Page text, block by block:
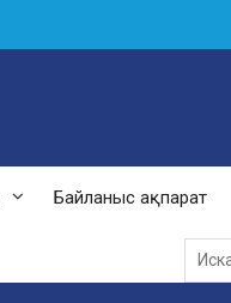
Байланыс ақпарат
Поиск
для: